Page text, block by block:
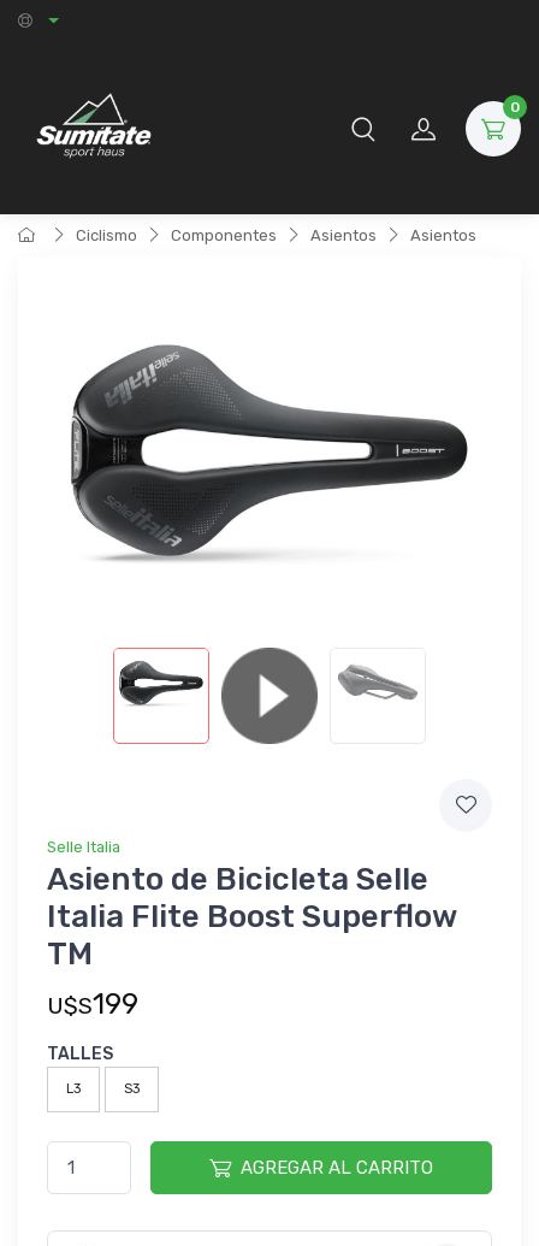
0
Ciclismo Componentes Asientos Asientos
Selle Italia
Asiento de Bicicleta Selle
Italia Flite Boost Superflow
TM
U$S199
TALLES
L3 S3
AGREGAR AL CARRITO